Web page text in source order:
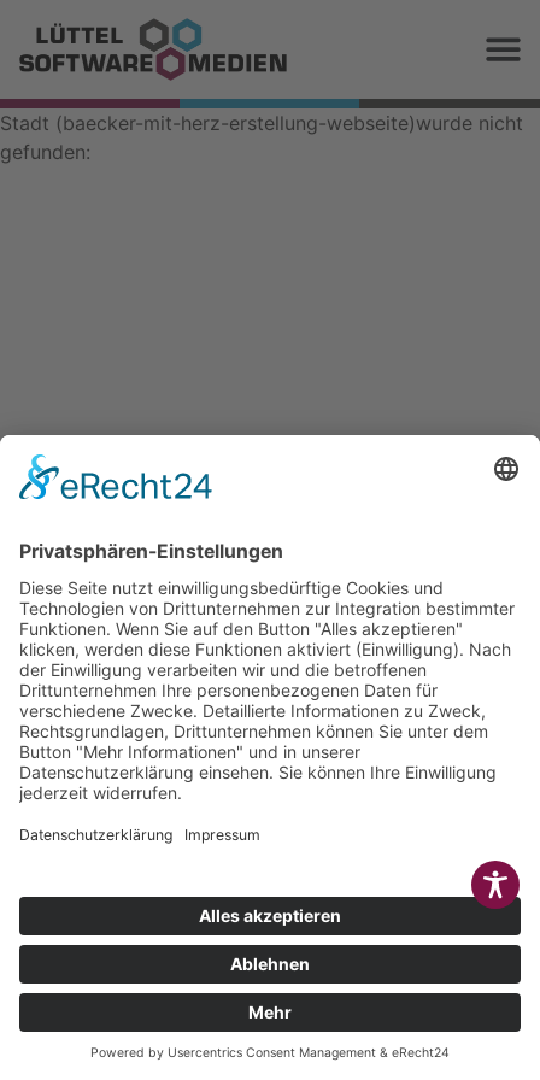
Stadt (baecker-mit-herz-erstellung-webseite)wurde nicht
gefunden:
© 2025 | LÜTTEL
SOFTWARE & MEDIEN
GMBH
IMPRESSUM
DATENSCHUTZAGB
KONTAKT
COOKIE-
EINSTELLUNGEN